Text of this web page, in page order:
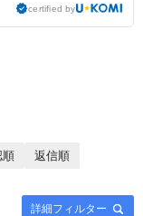
certified by
詳細フィルター
順
返信順